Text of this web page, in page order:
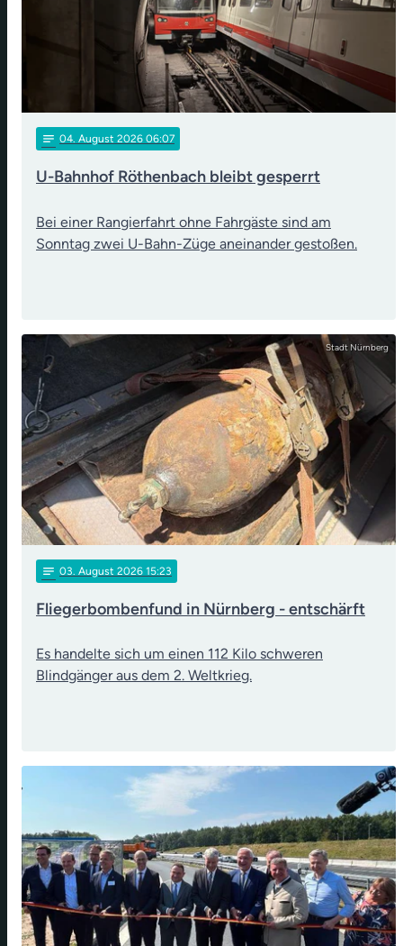
notes 04. August 2026 06:07
U-Bahnhof Röthenbach bleibt gesperrt
Bei einer Rangierfahrt ohne Fahrgäste sind am
Sonntag zwei U-Bahn-Züge aneinander gestoßen.
Stadt Nürnberg
notes 03 . August 2026 15:23
Fliegerbombenfund in Nürnberg - entschärft
Es handelte sich um einen 112 Kilo schweren
Blindgänger aus dem 2. Weltkrieg.